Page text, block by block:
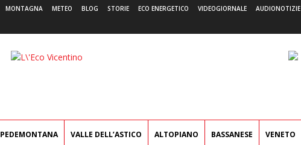
MONTAGNA METEO BLOG STORIE ECO ENERGETICO VIDEOGIORNALE AUDIONOTIZIE
L'Eco
PEDEMONTANA VALLE DELL’ASTICO ALTOPIANO BASSANESE VENETO